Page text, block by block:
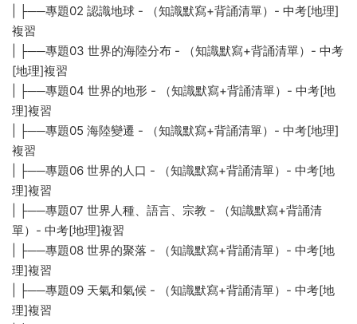
| ├──專題02 認識地球 - （知識默寫+背誦清單）- 中考[地理]
複習
| ├──專題03 世界的海陸分布 - （知識默寫+背誦清單）- 中考
[地理]複習
| ├──專題04 世界的地形 - （知識默寫+背誦清單）- 中考[地
理]複習
| ├──專題05 海陸變遷 - （知識默寫+背誦清單）- 中考[地理]
複習
| ├──專題06 世界的人口 - （知識默寫+背誦清單）- 中考[地
理]複習
| ├──專題07 世界人種、語言、宗教 - （知識默寫+背誦清
單）- 中考[地理]複習
| ├──專題08 世界的聚落 - （知識默寫+背誦清單）- 中考[地
理]複習
| ├──專題09 天氣和氣候 - （知識默寫+背誦清單）- 中考[地
理]複習